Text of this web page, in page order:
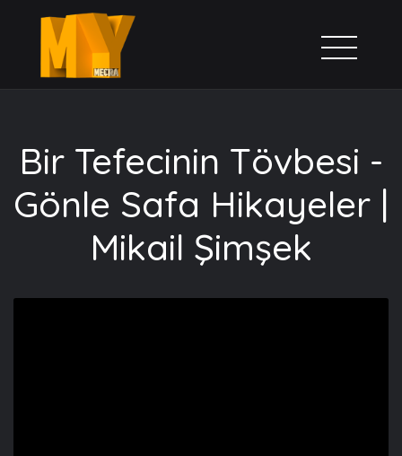
Bir Tefecinin Tövbesi -
Gönle Safa Hikayeler |
Mikail Şimşek